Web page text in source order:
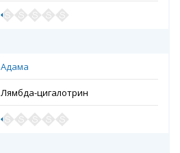
Адама
Лямбда-цигалотрин